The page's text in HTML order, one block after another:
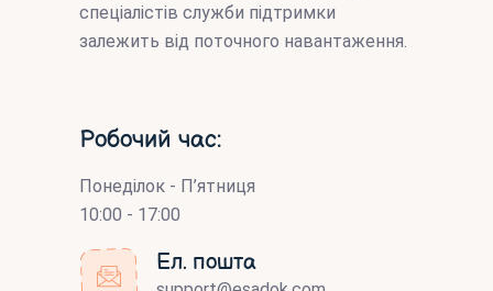
спеціалістів служби підтримки
залежить від поточного навантаження.
Робочий час:
Понеділок - П’ятниця
10:00 - 17:00
Ел. пошта